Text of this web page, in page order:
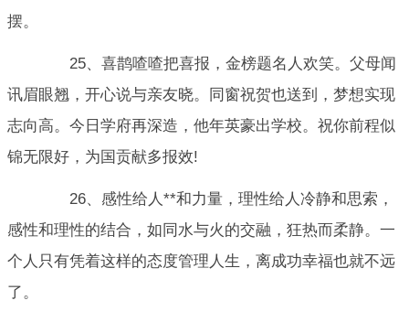
摆。
25、喜鹊喳喳把喜报，金榜题名人欢笑。父母闻
讯眉眼翘，开心说与亲友晓。同窗祝贺也送到，梦想实现
志向高。今日学府再深造，他年英豪出学校。祝你前程似
锦无限好，为国贡献多报效!
26、感性给人**和力量，理性给人冷静和思索，
感性和理性的结合，如同水与火的交融，狂热而柔静。一
个人只有凭着这样的态度管理人生，离成功幸福也就不远
了。